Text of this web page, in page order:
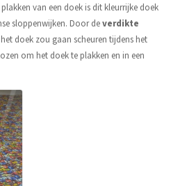
van een doek is dit kleurrijke doek
sloppenwijken. Door deverdikte
doek zou gaan scheuren tijdens het
om het doek te plakken en in een